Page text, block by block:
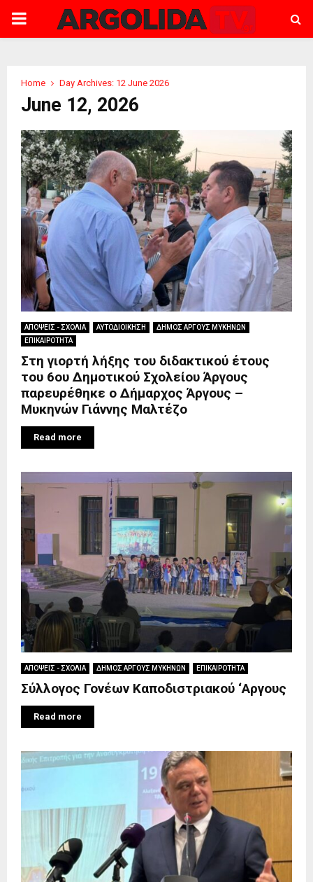
PRIMARY
Home Day Archives: 12 June 2026
June 12, 2026
ΑΠΟΨΕΙΣ - ΣΧΟΛΙΑ ΑΥΤΟΔΙΟΙΚΗΣΗ
ΔΗΜΟΣ ΑΡΓΟΥΣ ΜΥΚΗΝΩΝ
ΕΠΙΚΑΙΡΟΤΗΤΑ
Στη γιορτή λήξης του διδακτικού έτους
του 6ου Δημοτικού Σχολείου Άργους
παρευρέθηκε ο Δήμαρχος Άργους –
Μυκηνών Γιάννης Μαλτέζο
Read more
ΑΠΟΨΕΙΣ - ΣΧΟΛΙΑ ΔΗΜΟΣ ΑΡΓΟΥΣ ΜΥΚΗΝΩΝ ΕΠΙΚΑΙΡΟΤΗΤΑ
Σύλλογος Γονέων Καποδιστριακού ‘Αργους
Read more